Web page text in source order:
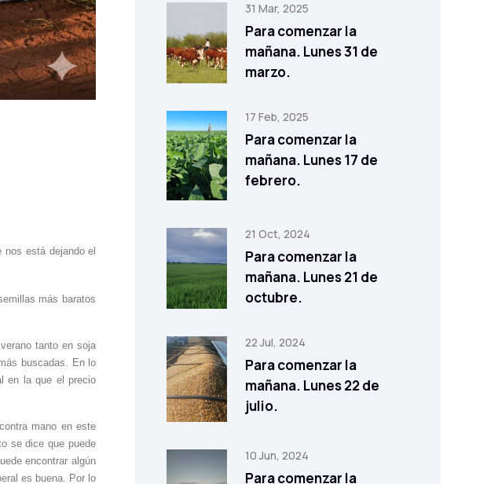
está dejando el
más baratos
tanto en soja
buscadas. En lo
en la que el precio
mano en este
se dice que puede
encontrar algún
es buena. Por lo
31 Mar, 2025
Para comenzar la
mañana. Lunes 31 de
marzo.
17 Feb, 2025
Para comenzar la
mañana. Lunes 17 de
febrero.
21 Oct, 2024
Para comenzar la
mañana. Lunes 21 de
octubre.
22 Jul, 2024
Para comenzar la
mañana. Lunes 22 de
julio.
10 Jun, 2024
Para comenzar la